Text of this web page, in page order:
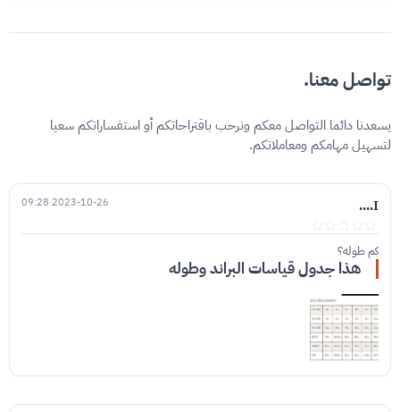
تواصل معنا.
يسعدنا دائما التواصل معكم ونرحب باقتراحاتكم أو استفساراتكم سعيا
لتسهيل مهامكم ومعاملاتكم.
I....
2023-10-26 09:28
كم طوله؟
هذا جدول قياسات البراند وطوله